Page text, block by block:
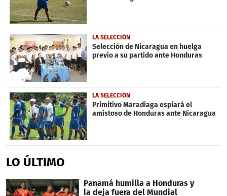
LA SELECCIÓN
Selección de Nicaragua en huelga
previo a su partido ante Honduras
LA SELECCIÓN
Primitivo Maradiaga espiará el
amistoso de Honduras ante Nicaragua
LO ÚLTIMO
Panamá humilla a Honduras y
la deja fuera del Mundial